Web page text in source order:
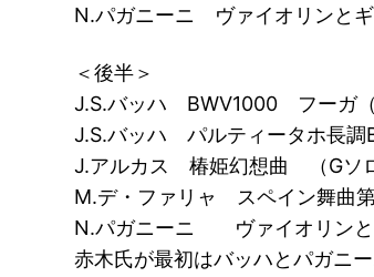
N.パガニーニ ヴァイオリンと
＜後半＞
J.S.バッハ BWV1000 フーガ（
J.S.バッハ パルティータホ長調
J.アルカス 椿姫幻想曲 （Gソ
M.デ・ファリャ スペイン舞曲第
N.パガニーニ ヴァイオリンと
赤木氏が最初はバッハとパガニ